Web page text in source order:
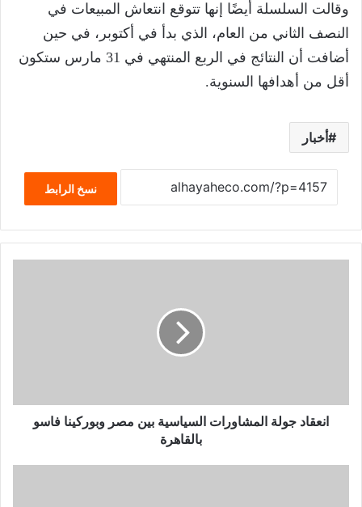
وقالت السلسلة أيضًا إنها تتوقع انتعاش المبيعات في
النصف الثاني من العام، الذي بدأ في أكتوبر، في حين
أضافت أن النتائج في الربع المنتهي في 31 مارس ستكون
أقل من أهدافها السنوية.
أخبار
نسخ الرابط
انعقاد جولة المشاورات السياسية بين مصر وبوركينا فاسو
بالقاهرة